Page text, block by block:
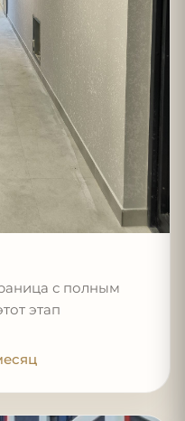
с полным
этап